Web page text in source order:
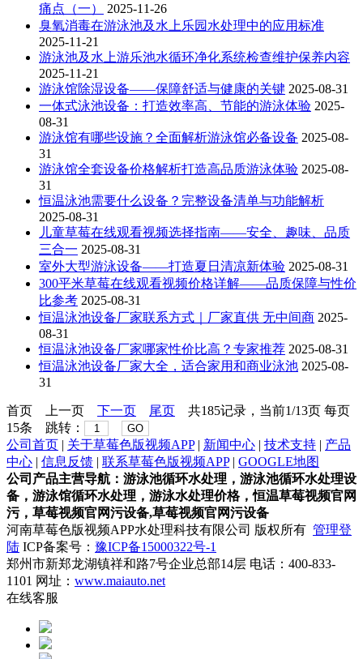
痛点（一）
2025-11-26
臭氧消毒在游泳池及水上乐园水处理中的应用标准
2025-11-21
游泳池及水上游乐池水循环净化系统检查维护保养内容
2025-11-21
游泳馆除湿设备——保障舒适与健康的关键 2025-08-31
一体式泳池设备：打造效率高、节能的游泳体验 2025-
08-31
游泳馆有哪些设施？全面解析游泳馆必备设备 2025-08-
31
游泳馆全套设备价格解析打造高品质游泳体验 2025-08-
31
恒温泳池需要什么设备？完整设备清单与功能解析
2025-08-31
儿童草莓在线观看视频选择指南——安全、趣味、品质
三合一 2025-08-31
室外大型游泳设备——打造夏日清凉新体验 2025-08-31
300平米草莓在线观看视频价格详解——品质保障与性价
比参考 2025-08-31
恒温泳池设备厂家联系方式｜厂家直供 无中间商 2025-
08-31
恒温泳池设备厂家哪家性价比高？专家推荐 2025-08-31
恒温泳池设备厂家大全，适合家用和商业泳池 2025-08-
31
首页 上一页 下一页 尾页 共185记录，当前1/13页 每页
15条 跳转：
GO
公司首页 | 关于草莓色版视频APP| 新闻中心 | 技术支持 | 产品
中心 | 信息反馈 | 联系草莓色版视频APP| GOOGLE地图
公司产品主营导航：游泳池循环水处理，游泳池循环水处理设
备，游泳馆循环水处理，游泳水处理价格，恒温草莓视频官网
污，草莓视频官网污设备,草莓视频官网污设备
河南草莓色版视频APP水处理科技有限公司 版权所有 管理登
陆 ICP备案号： 豫ICP备15000322号-1
郑州市新郑龙湖镇祥和路7号企业总部14层 电话：400-833-
1101 网址： www.maiauto.net
在线客服